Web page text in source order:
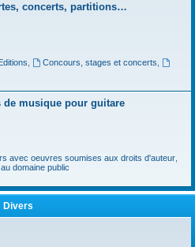
concerts, partitions…
Concours, stages et concerts
de musique pour guitare
avec oeuvres soumises aux droits d'auteur,
domaine public
Divers